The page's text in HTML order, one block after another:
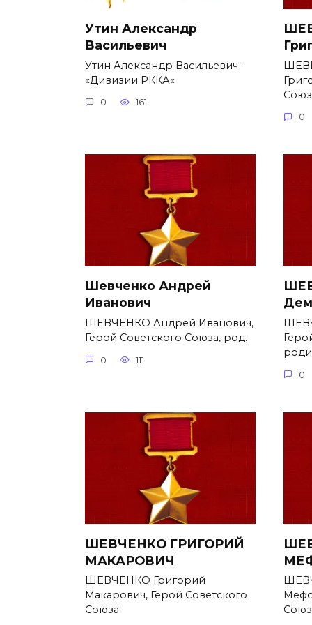
Утин Александр
Васильевич
Утин Александр Васильевич-
«Дивизии РККА«
0 161
0
Шевченко Андрей
Иванович
ШЕВЧЕНКО Андрей Иванович,
Герой Советского Союза, род.
0 111
0
ШЕВЧЕНКО ГРИГОРИЙ
МАКАРОВИЧ
ШЕВЧЕНКО Григорий
Макарович, Герой Советского
Союза